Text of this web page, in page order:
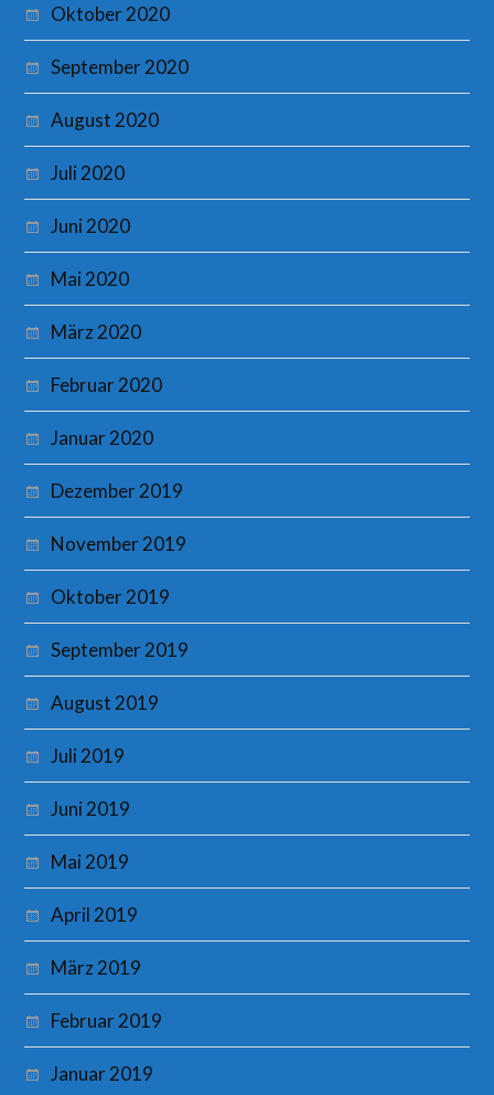
Oktober 2020
September 2020
August 2020
Juli 2020
Juni 2020
Mai 2020
März 2020
Februar 2020
Januar 2020
Dezember 2019
November 2019
Oktober 2019
September 2019
August 2019
Juli 2019
Juni 2019
Mai 2019
April 2019
März 2019
Februar 2019
Januar 2019